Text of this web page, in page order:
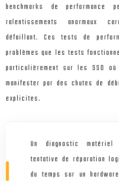
benchmarks de performance
ralentissements anormaux
défaillant. Ces tests de
problèmes que les tests
particulièrement sur les SSD
manifester par des chutes de
explicites.
Un diagnostic
tentative de réparation
du temps sur un